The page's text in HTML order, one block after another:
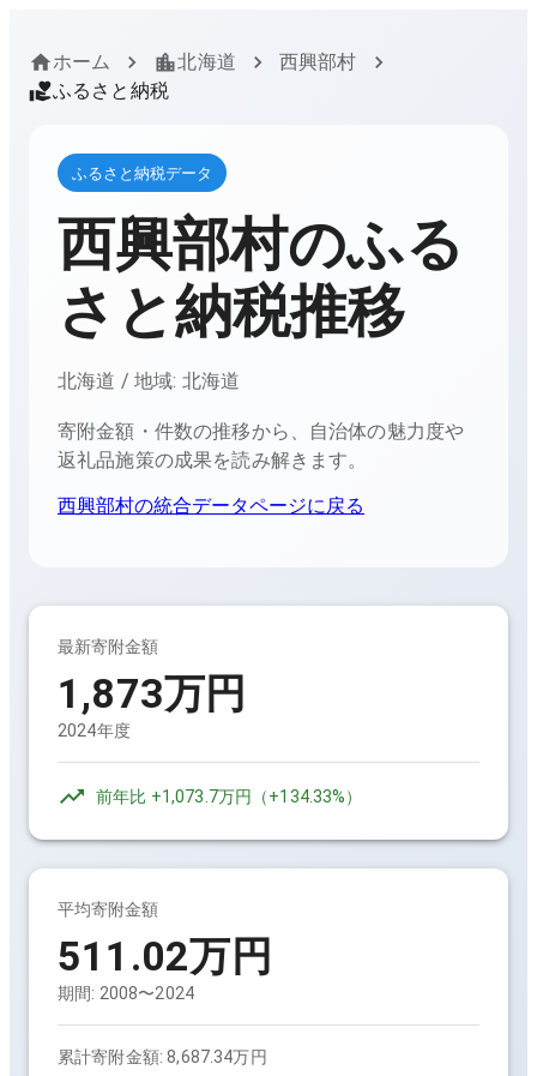
ホーム 北海道
西興部村
ふるさと納税
ふるさと納税データ
西興部村のふる
さと納税推移
北海道 / 地域: 北海道
寄附金額・件数の推移から、自治体の魅力度や
返礼品施策の成果を読み解きます。
西興部村の統合データページに戻る
最新寄附金額
1,873万円
2024年度
前年比 +1,073.7万円 （+134.33%）
平均寄附金額
511.02万円
期間: 2008〜2024
累計寄附金額:8,687.34万円